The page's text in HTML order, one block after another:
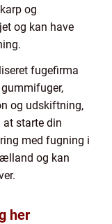
og
og kan have
fugefirma
og udskiftning,
starte din
med fugning i
og kan
her